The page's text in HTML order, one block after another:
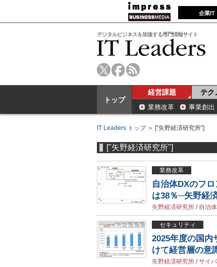
企業IT
デジタルビジネスを加速する専門情報サイト
トップ
経営課題 テク
業務改革 事業創出
IT Leaders トップ＞ ["矢野経済研究所"]
["矢野経済研究所"]
業務改革
自治体DXのフ
は38％─矢野経
矢野経済研究所 / 自治体
セキュリティ
2025年度の国内
けて経営層の意
矢野経済研究所 /サイ